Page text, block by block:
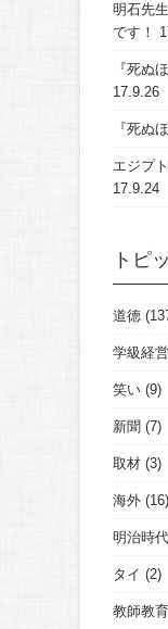
明石先
です！
『死ぬ
17.9.26
『死ぬ
エジプ
17.9.24
トピ
道徳
学級経営
笑い (9)
新聞 (7)
取材 (3)
海外 (16)
明治時代
タイ (2)
教師教育